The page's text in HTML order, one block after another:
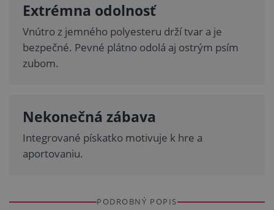
Extrémna odolnosť
Vnútro z jemného polyesteru drží tvar a je
bezpečné. Pevné plátno odolá aj ostrým psím
zubom.
Nekonečná zábava
Integrované pískatko motivuje k hre a
aportovaniu.
PODROBNÝ POPIS